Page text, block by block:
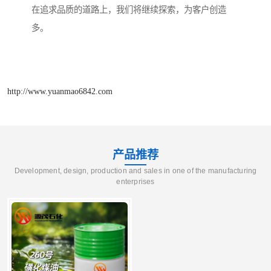
在追求品质的道路上，我们将继续探索，为客户创造
多。
http://www.yuanmao6842.com
产品推荐
Development, design, production and sales in one of the manufacturing
enterprises